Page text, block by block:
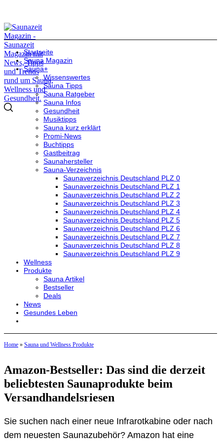
Startseite
Sauna Magazin
Sauna+
Wissenswertes
Sauna Tipps
Sauna Ratgeber
Sauna Infos
Gesundheit
Musiktipps
Sauna kurz erklärt
Promi-News
Buchtipps
Gastbeitrag
Saunahersteller
Sauna-Verzeichnis
Saunaverzeichnis Deutschland PLZ 0
Saunaverzeichnis Deutschland PLZ 1
Saunaverzeichnis Deutschland PLZ 2
Saunaverzeichnis Deutschland PLZ 3
Saunaverzeichnis Deutschland PLZ 4
Saunaverzeichnis Deutschland PLZ 5
Saunaverzeichnis Deutschland PLZ 6
Saunaverzeichnis Deutschland PLZ 7
Saunaverzeichnis Deutschland PLZ 8
Saunaverzeichnis Deutschland PLZ 9
Wellness
Produkte
Sauna Artikel
Bestseller
Deals
News
Gesundes Leben
Home » Sauna und Wellness Produkte
Amazon-Bestseller: Das sind die derzeit
beliebtesten Saunaprodukte beim
Versandhandelsriesen
Sie suchen nach einer neue Infrarotkabine oder nach
dem neuesten Saunazubehör? Amazon hat eine